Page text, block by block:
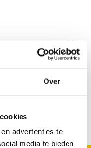
Over
advertenties te
media te bieden